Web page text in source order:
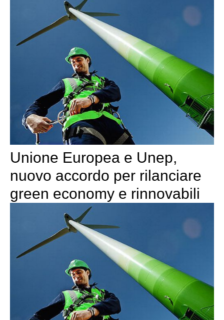
Unione Europea e Unep,
nuovo accordo per rilanciare
green economy e rinnovabili